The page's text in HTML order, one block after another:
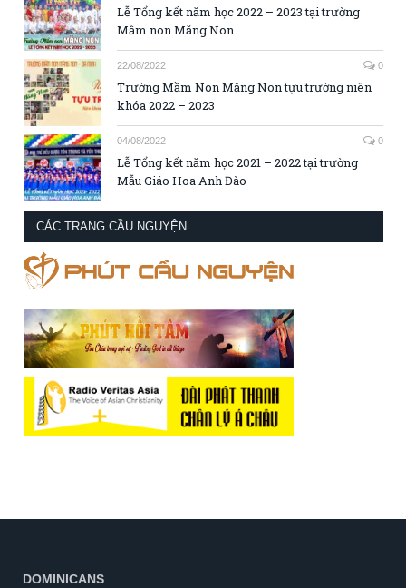
Lễ Tổng kết năm học 2022 – 2023 tại trường
Mầm non Măng Non
22/08/2022 0
Trường Mầm Non Măng Non tựu trường niên
khóa 2022 – 2023
04/08/2022 0
Lễ Tổng kết năm học 2021 – 2022 tại trường
Mẫu Giáo Hoa Anh Đào
CÁC TRANG CẦU NGUYỆN
DOMINICANS